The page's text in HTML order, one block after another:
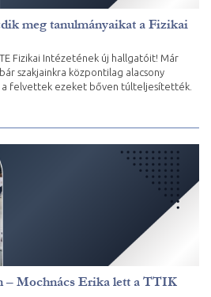
meg tanulmányaikat a Fizikai
Fizikai Intézetének új hallgatóit! Már
szakjainkra központilag alacsony
felvettek ezeket bőven túlteljesítették.
– Mochnács Erika lett a TTIK